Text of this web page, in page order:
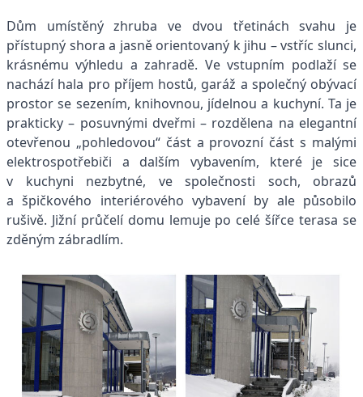
Dům umístěný zhruba ve dvou třetinách svahu je
přístupný shora a jasně orientovaný k jihu – vstříc slunci,
krásnému výhledu a zahradě. Ve vstupním podlaží se
nachází hala pro příjem hostů, garáž a společný obývací
prostor se sezením, knihovnou, jídelnou a kuchyní. Ta je
prakticky – posuvnými dveřmi – rozdělena na elegantní
otevřenou „pohledovou“ část a provozní část s malými
elektrospotřebiči a dalším vybavením, které je sice
v kuchyni nezbytné, ve společnosti soch, obrazů
a špičkového interiérového vybavení by ale působilo
rušivě. Jižní průčelí domu lemuje po celé šířce terasa se
zděným zábradlím.